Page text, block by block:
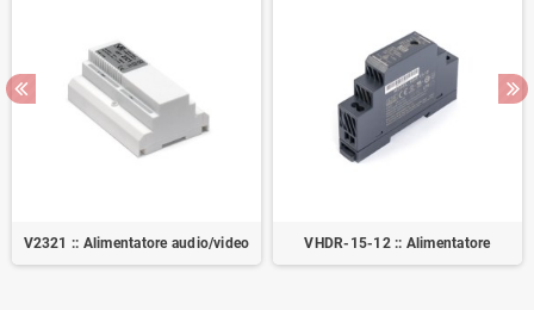
V2321 :: Alimentatore audio/video VHDR-15-12 :: Alimentatore